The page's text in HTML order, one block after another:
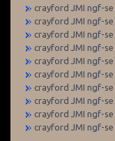
crayford JMI ngf-se
crayford JMI ngf-se
crayford JMI ngf-se
crayford JMI ngf-se
crayford JMI ngf-se
crayford JMI ngf-se
crayford JMI ngf-se
crayford JMI ngf-se
crayford JMI ngf-se
crayford JMI ngf-se